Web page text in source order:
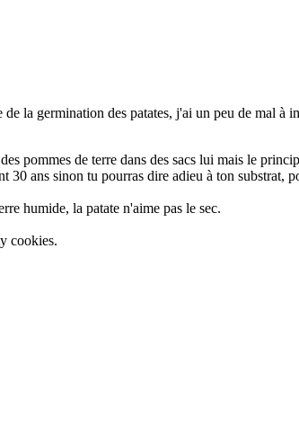
la germination des patates, j'ai un peu de mal à
pommes de terre dans des sacs lui mais le
30 ans sinon tu pourras dire adieu à ton substrat,
humide, la patate n'aime pas le sec.
cookies.